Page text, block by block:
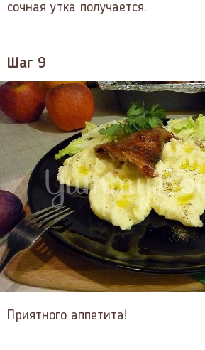
сочная утка получается.
Шаг 9
Приятного аппетита!